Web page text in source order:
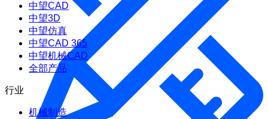
中望CAD
中望3D
中望仿真
中望CAD 365
中望机械CAD
全部产品
行业
机械制造